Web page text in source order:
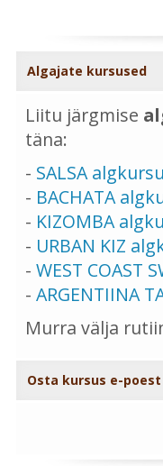
Algajate kursused
Liitu järgmise
täna:
- SALSA
- BACHATA
- KIZOMBA
- URBAN KIZ
- WEST COAST
- ARGENTIINA
Murra välja
Osta kursus e-poest